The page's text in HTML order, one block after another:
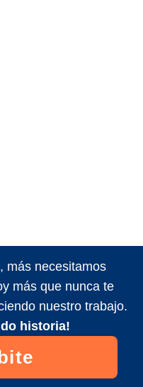
más necesitamos
más que nunca te
nuestro trabajo.
historia!